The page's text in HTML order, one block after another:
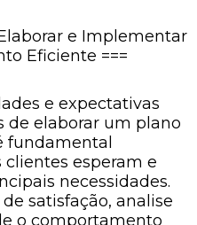
e Implementar
Eficiente ===
e expectativas
de elaborar um plano
fundamental
esperam e
necessidades.
satisfação, analise
o comportamento